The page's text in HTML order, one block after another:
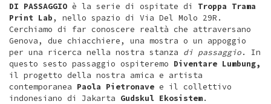
DI PASSAGGIO è la serie di ospitate di Troppa Trama
Print Lab, nello spazio di Via Del Molo 29R.
Cerchiamo di far conoscere realtà che attraversano
Genova, due chiacchiere, una mostra o un appoggio
per una ricerca nella nostra stanza di passaggio. In
questo sesto passaggio ospiteremo Diventare Lumbung,
il progetto della nostra amica e artista
contemporanea Paola Pietronave e il collettivo
indonesiano di Jakarta Gudskul Ekosistem.